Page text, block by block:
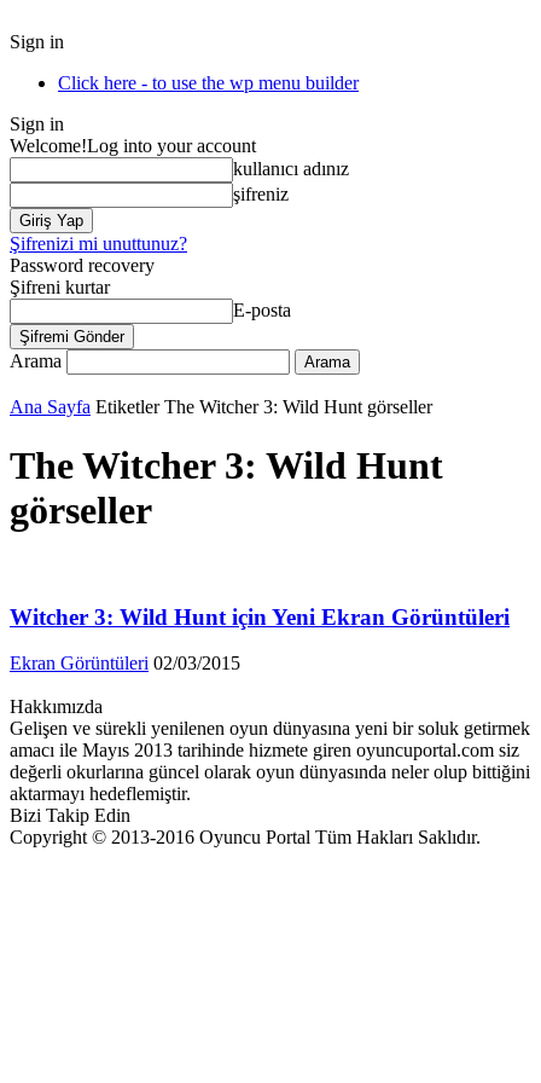
Sign in
Click here - to use the wp menu builder
Sign in
Welcome!Log into your account
kullanıcı adınız
şifreniz
Şifrenizi mi unuttunuz?
Password recovery
Şifreni kurtar
E-posta
Arama
Ana Sayfa Etiketler The Witcher 3: Wild Hunt görseller
The Witcher 3: Wild Hunt
görseller
Witcher 3: Wild Hunt için Yeni Ekran Görüntüleri
Ekran Görüntüleri 02/03/2015
Hakkımızda
Gelişen ve sürekli yenilenen oyun dünyasına yeni bir soluk getirmek
amacı ile Mayıs 2013 tarihinde hizmete giren oyuncuportal.com siz
değerli okurlarına güncel olarak oyun dünyasında neler olup bittiğini
aktarmayı hedeflemiştir.
Bizi Takip Edin
Copyright © 2013-2016 Oyuncu Portal Tüm Hakları Saklıdır.